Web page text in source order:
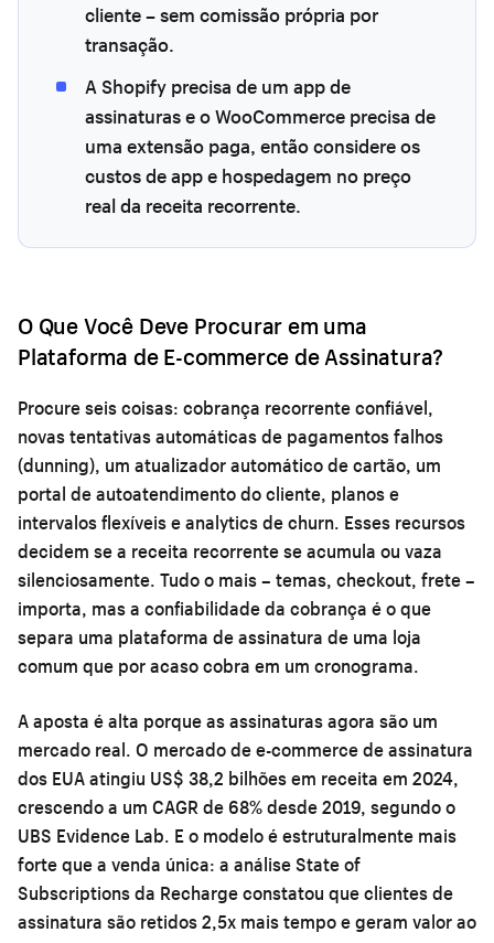
cliente – sem comissão própria por
transação.
A Shopify precisa de um app de
assinaturas e o WooCommerce precisa de
uma extensão paga, então considere os
custos de app e hospedagem no preço
real da receita recorrente.
O Que Você Deve Procurar em uma
Plataforma de E-commerce de Assinatura?
Procure seis coisas: cobrança recorrente confiável,
novas tentativas automáticas de pagamentos falhos
(dunning), um atualizador automático de cartão, um
portal de autoatendimento do cliente, planos e
intervalos flexíveis e analytics de churn. Esses recursos
decidem se a receita recorrente se acumula ou vaza
silenciosamente. Tudo o mais – temas, checkout, frete –
importa, mas a confiabilidade da cobrança é o que
separa uma plataforma de assinatura de uma loja
comum que por acaso cobra em um cronograma.
A aposta é alta porque as assinaturas agora são um
mercado real. O mercado de e-commerce de assinatura
dos EUA atingiu US$ 38,2 bilhões em receita em 2024,
crescendo a um CAGR de 68% desde 2019, segundo o
UBS Evidence Lab. E o modelo é estruturalmente mais
forte que a venda única: a análise State of
Subscriptions da Recharge constatou que clientes de
assinatura são retidos 2,5x mais tempo e geram valor ao